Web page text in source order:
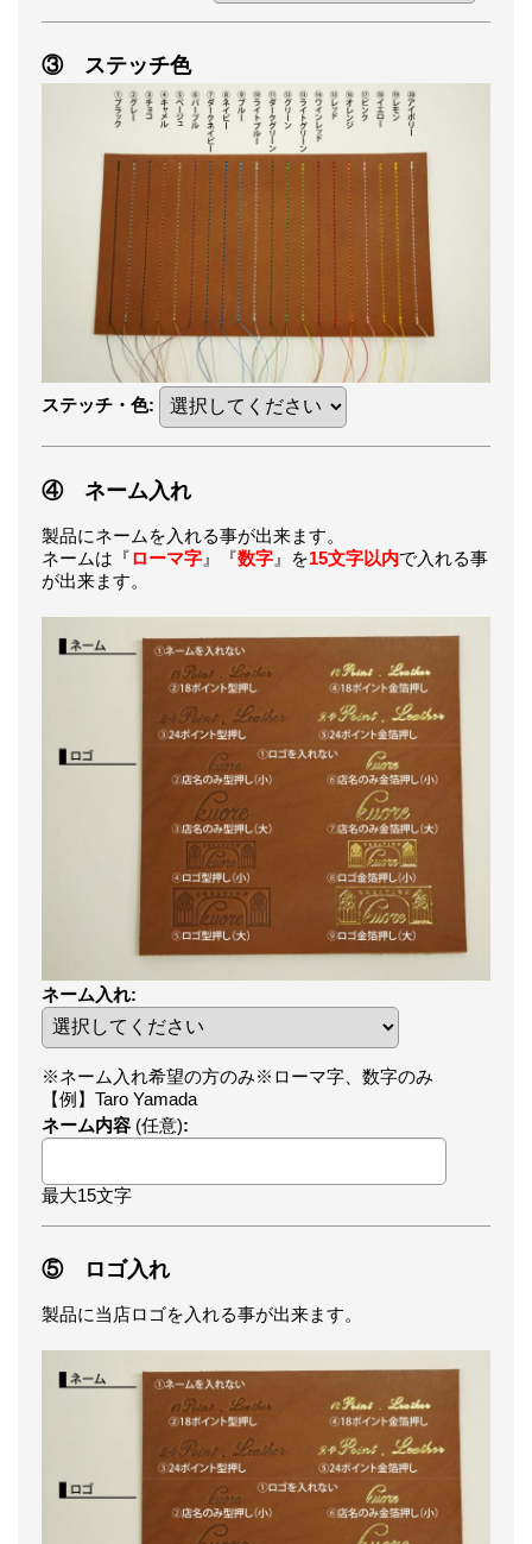
③ ステッチ色
ステッチ・色:
④ ネーム入れ
製品にネームを入れる事が出来ます。
ネームは『ローマ字 』『数字 』を15文字以内で入れる事
が出来ます。
ネーム入れ:
※ネーム入れ希望の方のみ※ローマ字、数字のみ
【例】Taro Yamada
ネーム内容 (任意):
最大15文字
⑤ ロゴ入れ
製品に当店ロゴを入れる事が出来ます。